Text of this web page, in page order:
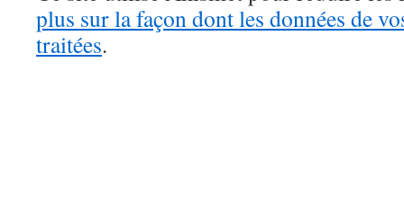
plus sur la façon dont les données de
traitées.